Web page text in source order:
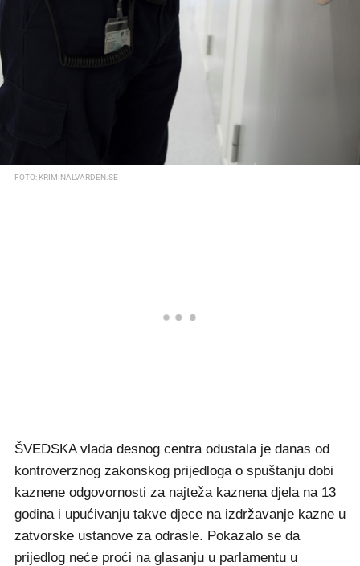
FOTO: KRIMINALVARDEN.SE
ŠVEDSKA vlada desnog centra odustala je danas od
kontroverznog zakonskog prijedloga o spuštanju dobi
kaznene odgovornosti za najteža kaznena djela na 13
godina i upućivanju takve djece na izdržavanje kazne u
zatvorske ustanove za odrasle. Pokazalo se da
prijedlog neće proći na glasanju u parlamentu u